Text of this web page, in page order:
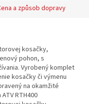
a způsob dopravy
kosačky,
pohon, s
Vyrobený komplet
kosačky či výmenu
na okamžité
RTH400